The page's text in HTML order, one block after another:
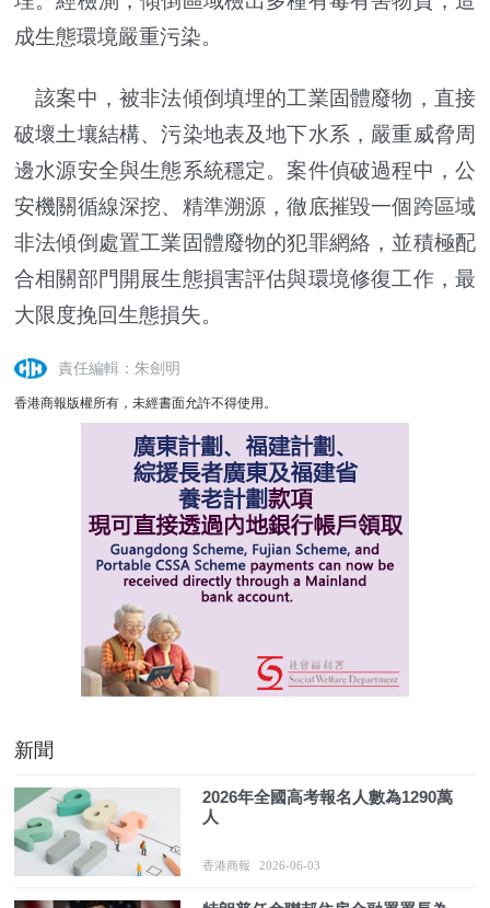
成生態環境嚴重污染。
該案中，被非法傾倒填埋的工業固體廢物，直接
破壞土壤結構、污染地表及地下水系，嚴重威脅周
邊水源安全與生態系統穩定。案件偵破過程中，公
安機關循線深挖、精準溯源，徹底摧毀一個跨區域
非法傾倒處置工業固體廢物的犯罪網絡，並積極配
合相關部門開展生態損害評估與環境修復工作，最
大限度挽回生態損失。
責任編輯：朱劍明
香港商報版權所有，未經書面允許不得使用。
新聞
2026年全國高考報名人數為1290萬
人
香港商報 2026-06-03